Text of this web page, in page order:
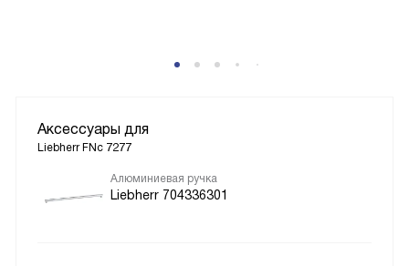
Аксессуары для
Liebherr FNc 7277
Алюминиевая ручка
Liebherr 704336301